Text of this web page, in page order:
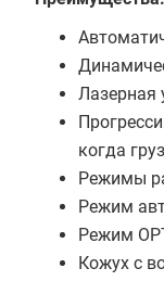
Лазерная
когда
Режимы
Режим
Режим
Кожух с